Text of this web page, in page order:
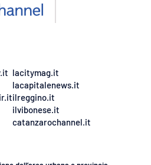
lacitymag.it
lacapitalenews.it
ilreggino.it
ilvibonese.it
catanzarochannel.it